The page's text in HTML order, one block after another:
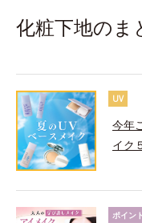
化粧下地のま
UV
今年
イク
ポイン